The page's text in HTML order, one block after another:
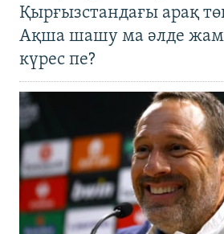
Қырғызстандағы арақ
Ақша шашу ма әлде
күрес пе?